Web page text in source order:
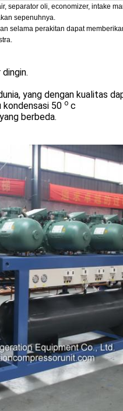
separator oli, economizer, intake
sepenuhnya.
selama perakitan dapat
yang dengan kualitas
kondensasi 50 o c
berbeda.